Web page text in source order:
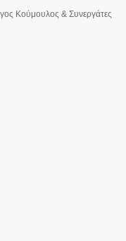
Κούμουλος & Συνεργάτες